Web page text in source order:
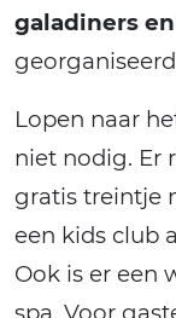
galadiners
Lopen naar
niet nodig. Er
gratis treintje
een kids club
Ook is er een